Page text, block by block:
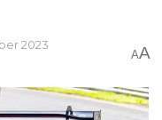
2023
AA